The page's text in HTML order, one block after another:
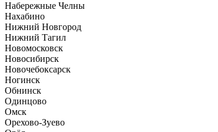
Набережные Челны
Нахабино
Нижний Новгород
Нижний Тагил
Новомосковск
Новосибирск
Новочебоксарск
Ногинск
Обнинск
Одинцово
Омск
Орехово-Зуево